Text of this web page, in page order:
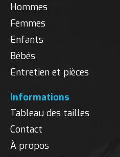
Hommes
Femmes
Enfants
Bébés
Entretien et pièces
Informations
Tableau des tailles
Contact
À propos